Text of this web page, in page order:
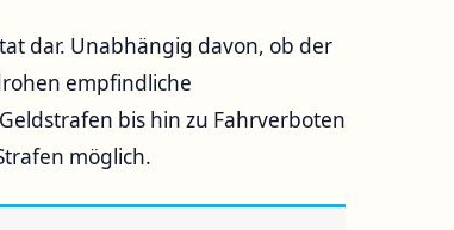
dar. Unabhängig davon, ob der
empfindliche
bis hin zu Fahrverboten
möglich.